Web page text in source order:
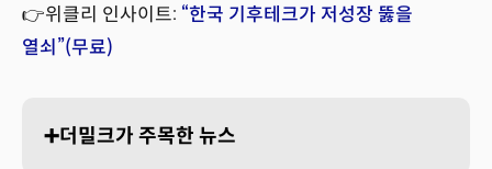
👉위클리 인사이트: “한국 기후테크가 저성장 뚫을
열쇠”(무료)
➕더밀크가 주목한 뉴스